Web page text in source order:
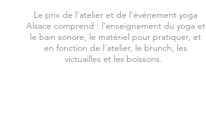
Le prix de l'atelier et de l'événement yoga
Alsace comprend : l'enseignement du yoga et
le bain sonore, le matériel pour pratiquer, et
en fonction de l'atelier, le brunch, les
victuailles et les boissons.